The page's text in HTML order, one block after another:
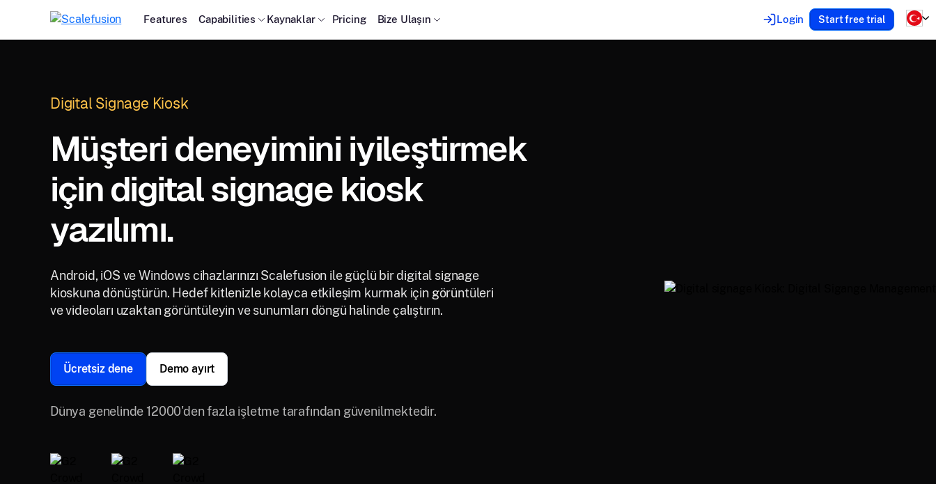
Features Capabilities Kaynaklar Pricing Bize Ulaşın Login Start free trial
Digital Signage Kiosk
Müşteri deneyimini iyileştirmek
için digital signage kiosk
yazılımı.
Android, iOS ve Windows cihazlarınızı Scalefusion ile güçlü bir digital signage
kioskuna dönüştürün. Hedef kitlenizle kolayca etkileşim kurmak için görüntüleri
ve videoları uzaktan görüntüleyin ve sunumları döngü halinde çalıştırın.
Ücretsiz dene Demo ayırt
Dünya genelinde 12000'den fazla işletme tarafından güvenilmektedir.